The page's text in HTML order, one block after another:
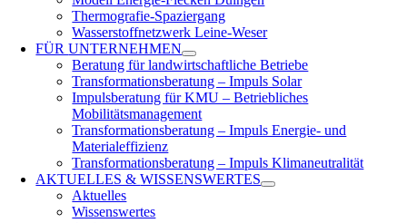
Thermografie-Spaziergang
Wasserstoffnetzwerk Leine-Weser
FÜRUNTERNEHMEN
Beratung für landwirtschaftliche Betriebe
Transformationsberatung – Impuls Solar
Impulsberatung für KMU – Betriebliches
Mobilitätsmanagement
Transformationsberatung – Impuls Energie- und
Materialeffizienz
Transformationsberatung – Impuls Klimaneutralität
AKTUELLES &WISSENSWERTES
Aktuelles
Wissenswertes